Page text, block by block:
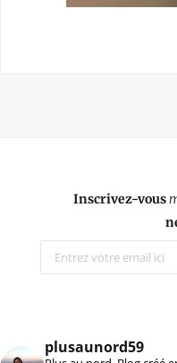
Inscrivez-vous
plusaunord59